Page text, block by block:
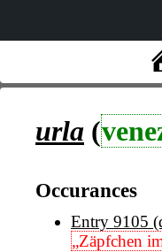
urla (
Occurances
Entry 9105
„Zäpfchen